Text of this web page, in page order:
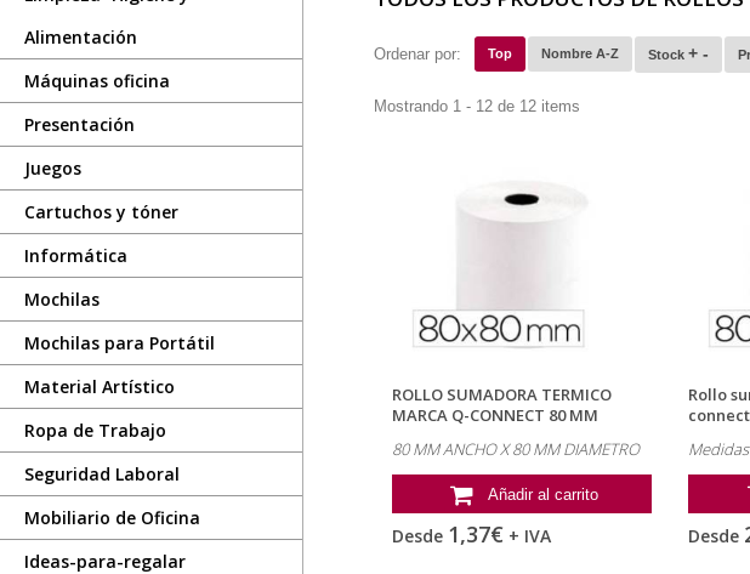
Alimentación
Máquinas oficina
Presentación
Juegos
Cartuchos y tóner
Informática
Mochilas
Mochilas para Portátil
Material Artístico
Ropa de Trabajo
Seguridad Laboral
Mobiliario de Oficina
Ideas-para-regalar
Ordenar por: Top Nombre A-Z Stock + -
Mostrando 1 - 12 de 12 items
ROLLO SUMADORA TERMICO
MARCA Q-CONNECT 80 MM
80 MM ANCHO X 80 MM DIAMETRO
Añadir al carrito
Desde 1,37€ + IVA
Rollo
Desde